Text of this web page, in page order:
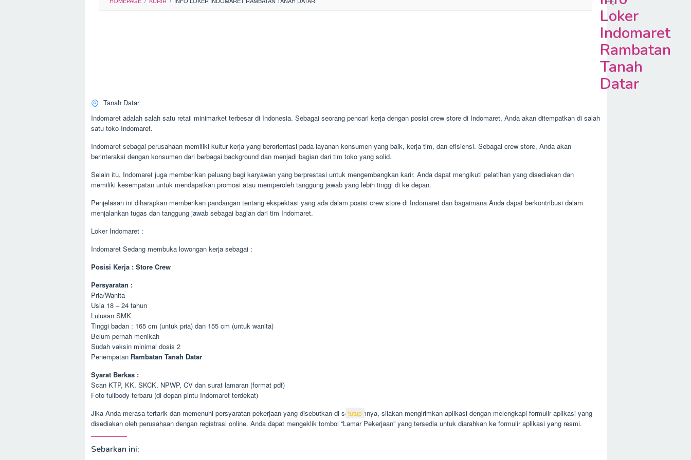
Loker
Indomaret
Rambatan
Tanah
Datar
Tanah Datar
Indomaret adalah salah satu retail minimarket terbesar di Indonesia. Sebagai seorang pencari kerja dengan posisi crew store di Indomaret, Anda akan ditempatkan di salah
satu toko Indomaret.
Indomaret sebagai perusahaan memiliki kultur kerja yang berorientasi pada layanan konsumen yang baik, kerja tim, dan efisiensi. Sebagai crew store, Anda akan
berinteraksi dengan konsumen dari berbagai background dan menjadi bagian dari tim toko yang solid.
Selain itu, Indomaret juga memberikan peluang bagi karyawan yang berprestasi untuk mengembangkan karir. Anda dapat mengikuti pelatihan yang disediakan dan
memiliki kesempatan untuk mendapatkan promosi atau memperoleh tanggung jawab yang lebih tinggi di ke depan.
Penjelasan ini diharapkan memberikan pandangan tentang ekspektasi yang ada dalam posisi crew store di Indomaret dan bagaimana Anda dapat berkontribusi dalam
menjalankan tugas dan tanggung jawab sebagai bagian dari tim Indomaret.
Loker Indomaret :
Indomaret Sedang membuka lowongan kerja sebagai :
Posisi Kerja : Store Crew
Persyaratan :
Pria/Wanita
Usia 18 – 24 tahun
Lulusan SMK
Tinggi badan : 165 cm (untuk pria) dan 155 cm (untuk wanita)
Belum pernah menikah
Sudah vaksin minimal dosis 2
Penempatan Rambatan Tanah Datar
Syarat Berkas :
Scan KTP, KK, SKCK, NPWP, CV dan surat lamaran (format pdf)
Foto fullbody terbaru (di depan pintu Indomaret terdekat)
Jika Anda merasa tertarik dan memenuhi persyaratan pekerjaan yang disebutkan di sebelumnya, silakan mengirimkan aplikasi dengan melengkapi formulir aplikasi yang
disediakan oleh perusahaan dengan registrasi online. Anda dapat mengeklik tombol “Lamar Pekerjaan” yang tersedia untuk diarahkan ke formulir aplikasi yang resmi.
Sebarkan ini:
tutup